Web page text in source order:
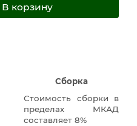
В корзину
Сборка
Стоимость сборки в
пределах МКАД
составляет 8%